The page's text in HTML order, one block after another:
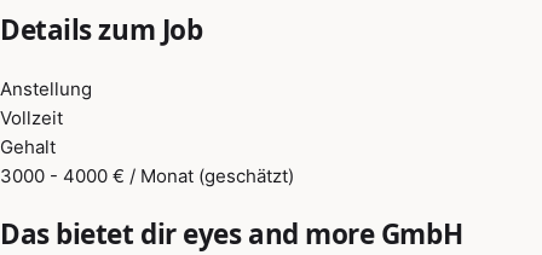
Details zum Job
Anstellung
Vollzeit
Gehalt
3000 - 4000 € / Monat (geschätzt)
Das bietet dir eyes and more GmbH